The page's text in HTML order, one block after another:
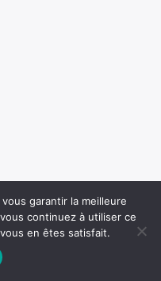
garantir la meilleure
continuez à utiliser ce
en êtes satisfait.